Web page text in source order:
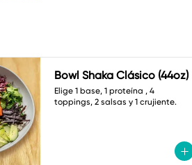
Bowl Shaka Clásico (44oz)
Elige 1 base, 1 proteína , 4
toppings, 2 salsas y 1 crujiente.